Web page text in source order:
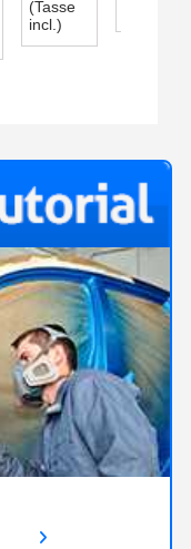
VERNICIATURA
(Tasse
incl.)